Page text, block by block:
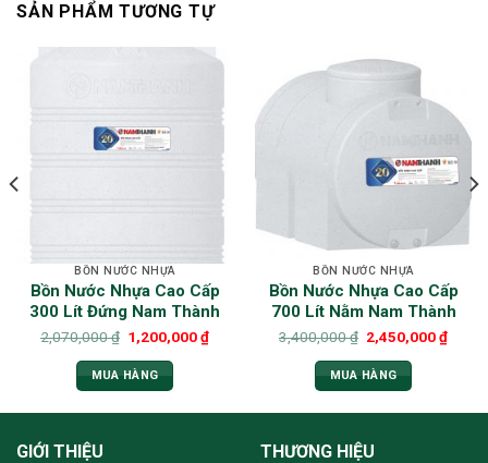
SẢN PHẨM TƯƠNG TỰ
BỒN NƯỚC NHỰA
Bồn Nước Nhựa Cao Cấp
300 Lít Đứng Nam Thành
2,070,000₫ 1,200,000₫
MUA HÀNG
BỒN NƯỚC NHỰA
Bồn Nước Nhựa Cao Cấp
700 Lít Nằm Nam Thành
3,400,000₫ 2,450,000₫
MUA HÀNG
GIỚI THIỆU THƯƠNG HIỆU